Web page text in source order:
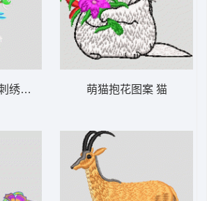
绣图案 菊花 萌猫抱花图案 猫